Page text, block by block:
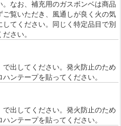
なお、補充用のガスボンベは商品
覧いただき、風通しが良く火の気
てください。同じく特定品目で別
さい。
出してください。発火防止のため
ンテープを貼ってください。
出してください。発火防止のため
ンテープを貼ってください。